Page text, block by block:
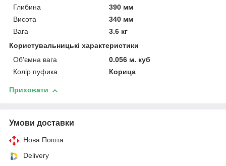
Глибина
390 мм
Висота
340 мм
Вага
3.6 кг
Користувальницькі характеристики
Об'ємна вага
0.056 м. куб
Колір пуфика
Корица
Приховати
Умови доставки
Нова Пошта
Delivery